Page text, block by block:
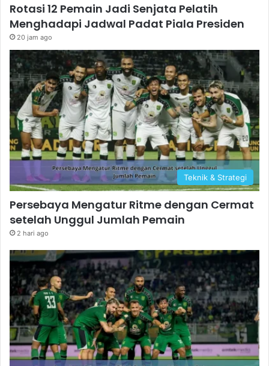
Rotasi 12 Pemain Jadi Senjata Pelatih
Menghadapi Jadwal Padat Piala Presiden
20 jam ago
Teknik & Strategi
Persebaya Mengatur Ritme dengan Cermat
setelah Unggul Jumlah Pemain
2 hari ago